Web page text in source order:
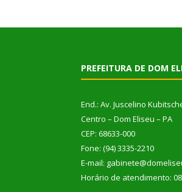
PREFEITURA DE DOM
End.: Av. Juscelino
Centro – Dom Eliseu – PA
CEP: 68633-000
Fone: (94) 3335-2210
E-mail:
Horário de atendimento: